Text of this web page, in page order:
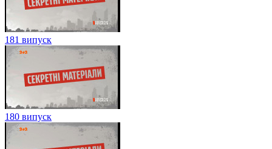
181 випуск
180 випуск